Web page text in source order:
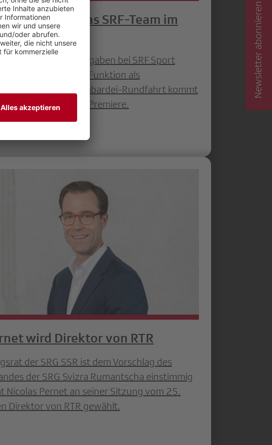
ergänzt das SRF-Team im
bisherigen Aufgaben bei SRF Sport
Krucker neu die Funktion als
Bei der Lombardei-Rundfahrt kommt
zu seiner Premiere.
wird Direktor von RTR
der SRG SSR ist dem Vorschlag des
der SRG Svizra Rumantscha einstimmig
Nicolas Pernet an seiner Sitzung vom 25.
Direktor von RTR gewählt.
Newsletter abonnieren